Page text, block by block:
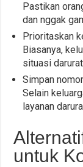
Pastikan
dan nggak
Prioritaskan
Biasanya,
situasi
Simpan
Selain
layanan
untuk